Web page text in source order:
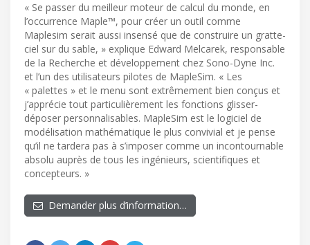
« Se passer du meilleur moteur de calcul du monde, en
l’occurrence Maple™, pour créer un outil comme
Maplesim serait aussi insensé que de construire un gratte-
ciel sur du sable, » explique Edward Melcarek, responsable
de la Recherche et développement chez Sono-Dyne Inc.
et l’un des utilisateurs pilotes de MapleSim. « Les
« palettes » et le menu sont extrêmement bien conçus et
j’apprécie tout particulièrement les fonctions glisser-
déposer personnalisables. MapleSim est le logiciel de
modélisation mathématique le plus convivial et je pense
qu’il ne tardera pas à s’imposer comme un incontournable
absolu auprès de tous les ingénieurs, scientifiques et
concepteurs. »
Demander plus d’information…